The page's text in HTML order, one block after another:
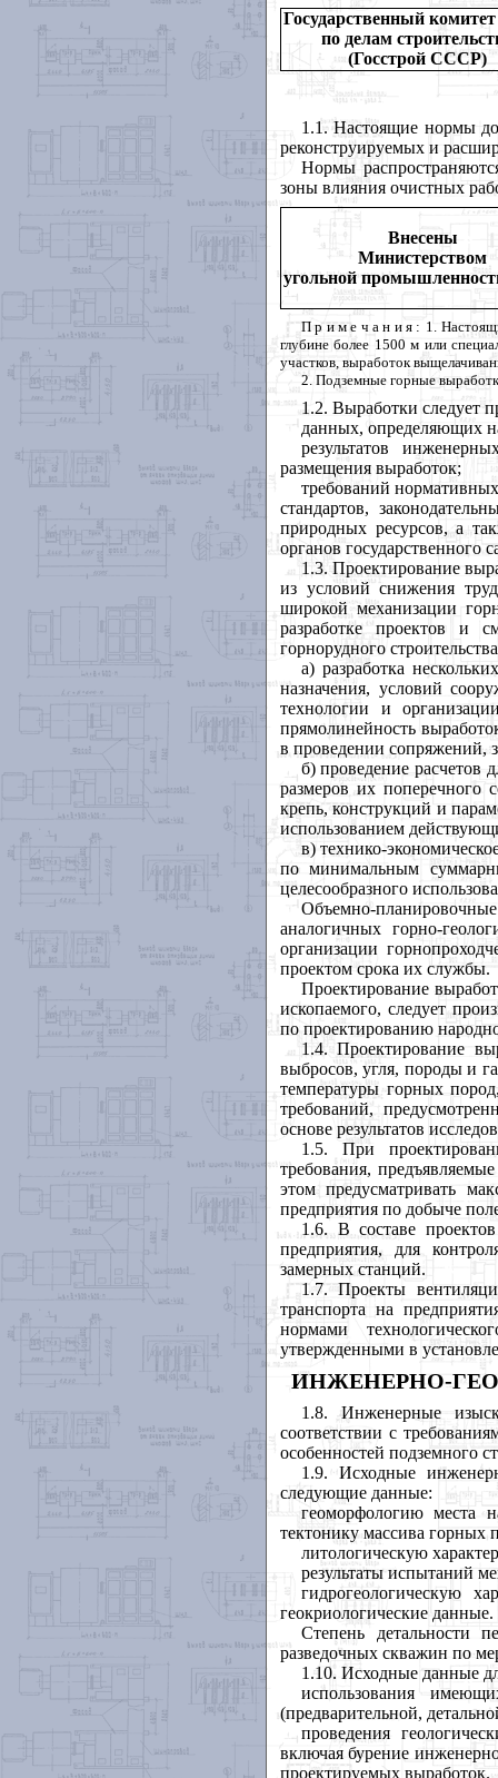
Государственный
по делам
(Госстрой СССР)
1.1. Настоящие нормы
реконструируемых и
Нормы
зоны влияния очистных
Внесены
Министерством
угольной
Примечания : 1.
глубине более 1500 м или
участков, выработок
2. Подземные горные
1.2. Выработки следует
данных, определяющих
результатов
размещения выработок;
требований
стандартов,
природных ресурсов, а
органов государственного
1.3. Проектирование
из условий снижения
широкой механизации
разработке проектов и
горнорудного
а) разработка
назначения, условий
технологии и
прямолинейность
в проведении сопряжений,
б) проведение расчетов
размеров их поперечного
крепь, конструкций и
использованием
в) технико-
по минимальным
целесообразного
Объемно-
аналогичных горно-
организации
проектом срока их службы.
Проектирование
ископаемого, следует
по проектированию
1.4. Проектирование
выбросов, угля, породы и
температуры горных
требований,
основе результатов
1.5. При
требования,
этом предусматривать
предприятия по добыче
1.6. В составе
предприятия, для
замерных станций.
1.7. Проекты
транспорта на
нормами
утвержденными в
ИНЖЕНЕРНО-
1.8. Инженерные
соответствии с
особенностей подземного
1.9. Исходные
следующие данные:
геоморфологию места
тектонику массива горных
литологическую
результаты испытаний
гидрогеологическую
геокриологические данные.
Степень детальности
разведочных скважин по
1.10. Исходные данные
использования
(предварительной,
проведения
включая бурение
проектируемых выработок.